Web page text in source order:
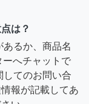
は？
るか、商品名
へチャットで
してのお問い合
報が記載してあ